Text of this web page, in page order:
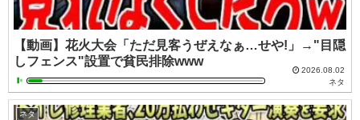
【動画】花火大会「ただ見客うぜえなぁ…せや!」→"目隠
しフェンス"設置で貧民排除www
2026.08.02
ネタ
ネタ